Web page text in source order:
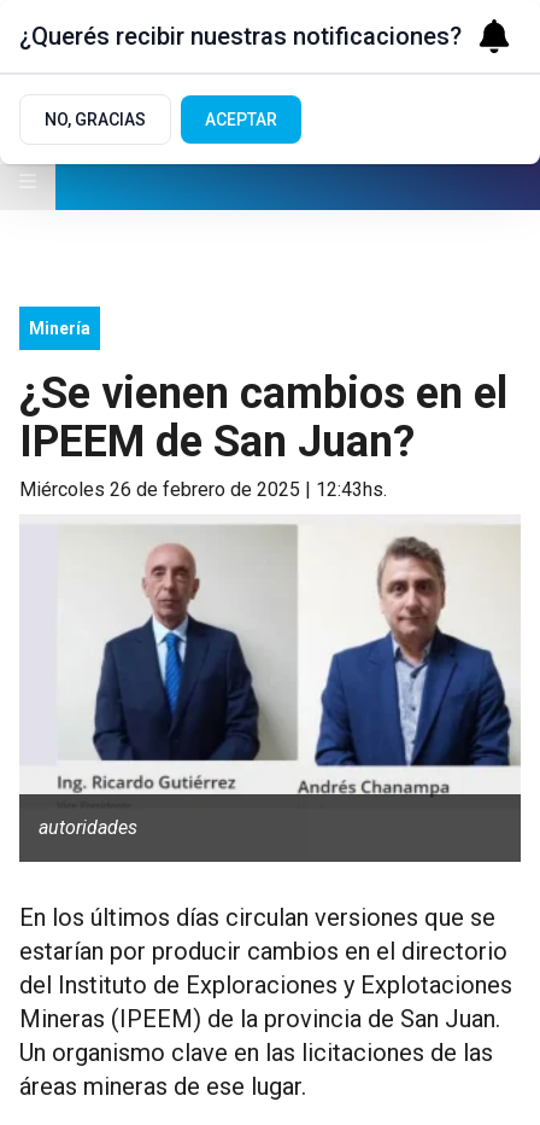
Minería
¿Se vienen cambios en el
IPEEM de San Juan?
miércoles 26 de febrero de 2025 | 12:43hs.
autoridades
En los últimos días circulan versiones que se
estarían por producir cambios en el directorio
del Instituto de Exploraciones y Explotaciones
Mineras (IPEEM) de la provincia de San Juan.
Un organismo clave en las licitaciones de las
áreas mineras de ese lugar.
¿Querés recibir nuestras notificaciones?
NO, GRACIAS ACEPTAR